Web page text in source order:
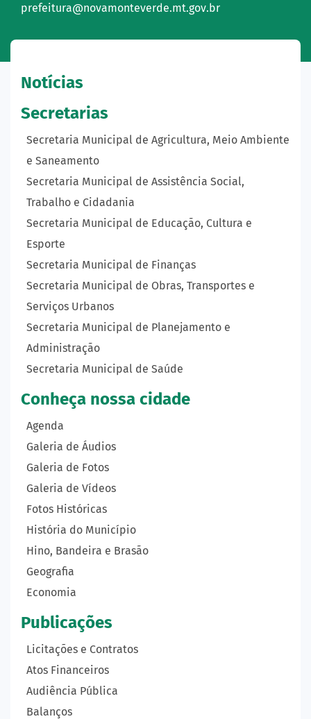
prefeitura@novamonteverde.mt.gov.br
Notícias
Secretarias
Secretaria Municipal de Agricultura, Meio Ambiente
e Saneamento
Secretaria Municipal de Assistência Social,
Trabalho e Cidadania
Secretaria Municipal de Educação, Cultura e
Esporte
Secretaria Municipal de Finanças
Secretaria Municipal de Obras, Transportes e
Serviços Urbanos
Secretaria Municipal de Planejamento e
Administração
Secretaria Municipal de Saúde
Conheça nossa cidade
Agenda
Galeria de Áudios
Galeria de Fotos
Galeria de Vídeos
Fotos Históricas
História do Município
Hino, Bandeira e Brasão
Geografia
Economia
Publicações
Licitações e Contratos
Atos Financeiros
Audiência Pública
Balanços